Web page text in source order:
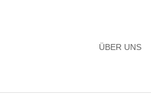
Navigation
ÜBER UNS